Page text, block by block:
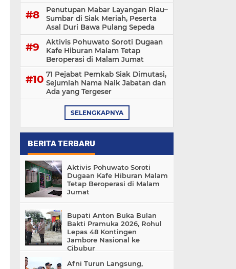
Penutupan Mabar Layangan Riau–
Sumbar di Siak Meriah, Peserta
Asal Duri Bawa Pulang Sepeda
Aktivis Pohuwato Soroti Dugaan
Kafe Hiburan Malam Tetap
Beroperasi di Malam Jumat
71 Pejabat Pemkab Siak Dimutasi,
Sejumlah Nama Naik Jabatan dan
Ada yang Tergeser
SELENGKAPNYA
BERITA TERBARU
Aktivis Pohuwato Soroti
Dugaan Kafe Hiburan Malam
Tetap Beroperasi di Malam
Jumat
Bupati Anton Buka Bulan
Bakti Pramuka 2026, Rohul
Lepas 48 Kontingen
Jambore Nasional ke
Cibubur
Afni Turun Langsung,